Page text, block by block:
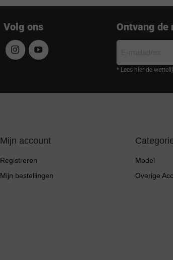
Volg ons Ontvang
* Lees hier de
Mijn account
Registreren
Mijn bestellingen
Model
Overige